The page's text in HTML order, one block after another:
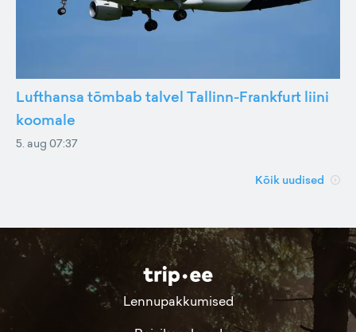
Lufthansa tõmbab talvel Tallinn-Frankfurt liini
koomale
5. aug 07:37
Kõik uudised
Lennupakkumised